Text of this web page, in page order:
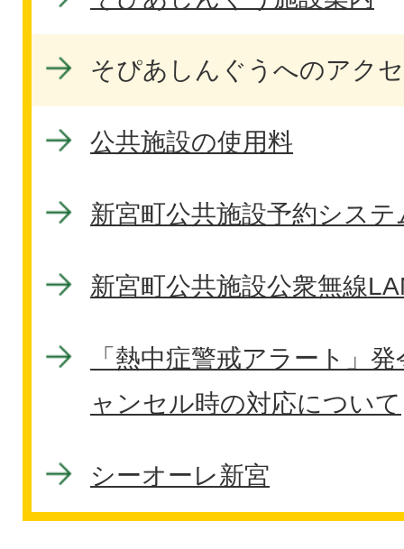
そぴあしんぐうへのアク
公共施設の使用料
新宮町公共施設予約システ
新宮町公共施設公衆無線
「熱中症警戒アラート」
ャンセル時の対応について
シーオーレ新宮